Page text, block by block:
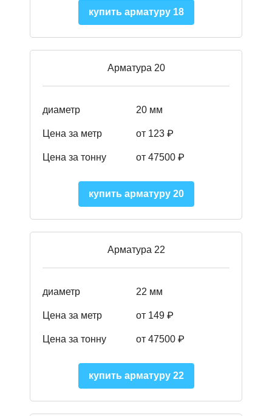
купить арматуру 18
Арматура 20
диаметр 20 мм
Цена за метр от 123 ₽
Цена за тонну от 47500 ₽
купить арматуру 20
Арматура 22
диаметр 22 мм
Цена за метр от 149 ₽
Цена за тонну от 47500 ₽
купить арматуру 22